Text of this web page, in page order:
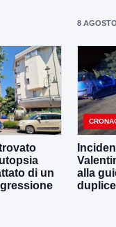
8
di un
alla